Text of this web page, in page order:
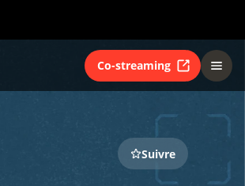
Co-streaming
Suivre